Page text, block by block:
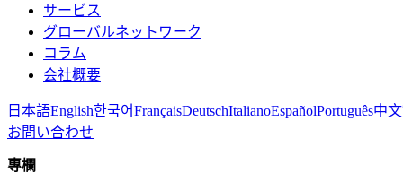
サービス
グローバルネットワーク
コラム
会社概要
日本語English한국어FrançaisDeutschItalianoEspañolPortuguês中文
お問い合わせ
專欄